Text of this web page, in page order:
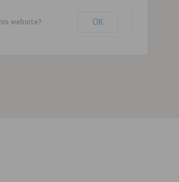
website? OK